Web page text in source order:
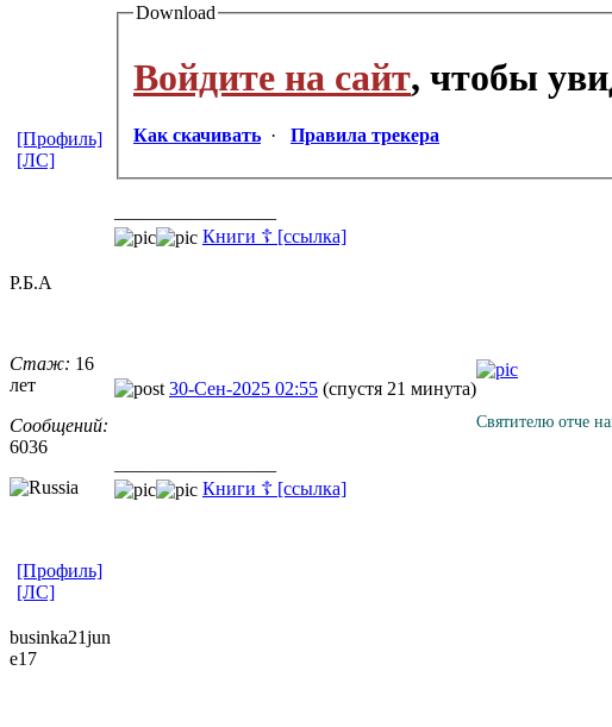
Download
Войдите на сайт, чтобы
Как скачивать · Правила трекера
Книги ☦ [ссылка]
[Профиль]
[ЛС]
Р.Б.А
Стаж: 16
лет
Сообщений:
6036
30-Сен-2025 02:55 (спустя 21 минута)
Святителю отче
Книги ☦ [ссылка]
[Профиль]
[ЛС]
businka21jun
e17